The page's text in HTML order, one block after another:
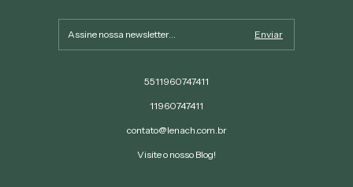
5511960747411
11960747411
contato@lenach.com.br
Visite o nosso Blog!